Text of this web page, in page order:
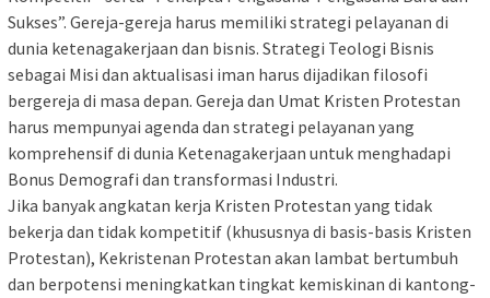
Sukses”. Gereja-gereja harus memiliki strategi pelayanan di
dunia ketenagakerjaan dan bisnis. Strategi Teologi Bisnis
sebagai Misi dan aktualisasi iman harus dijadikan filosofi
bergereja di masa depan. Gereja dan Umat Kristen Protestan
harus mempunyai agenda dan strategi pelayanan yang
komprehensif di dunia Ketenagakerjaan untuk menghadapi
Bonus Demografi dan transformasi Industri.
Jika banyak angkatan kerja Kristen Protestan yang tidak
bekerja dan tidak kompetitif (khususnya di basis-basis Kristen
Protestan), Kekristenan Protestan akan lambat bertumbuh
dan berpotensi meningkatkan tingkat kemiskinan di kantong-